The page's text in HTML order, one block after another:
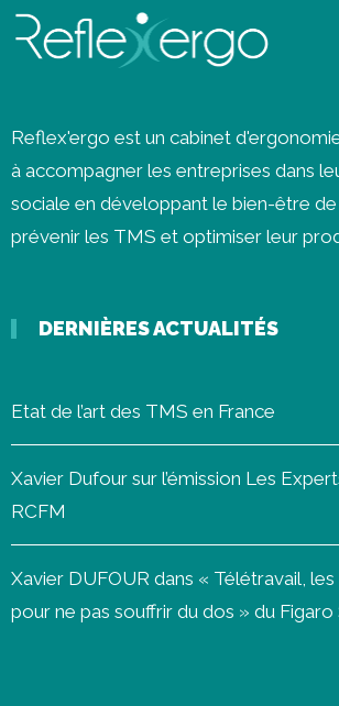
Reflex'ergo est un cabinet
à accompagner les entreprises dans
sociale en développant le bien-être de
prévenir les TMS et optimiser leur
DERNIÈRES ACTUALITÉS
Etat de l’art des TMS en France
Xavier Dufour sur l’émission Les
RCFM
Xavier DUFOUR dans « Télétravail,
pour ne pas souffrir du dos » du Figaro